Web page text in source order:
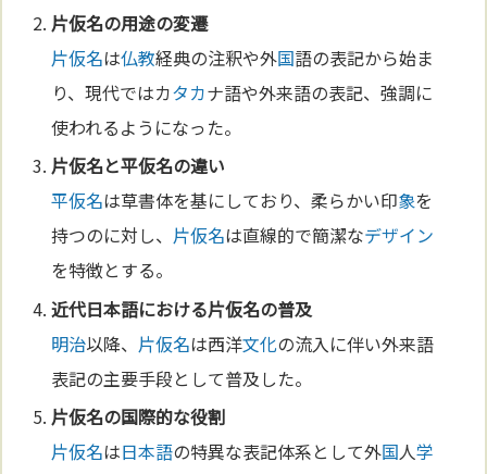
片仮名の用途の変遷
片仮名は仏教経典の注釈や外国語の表記から始ま
り、現代ではカタカナ語や外来語の表記、強調に
使われるようになった。
片仮名と平仮名の違い
平仮名は草書体を基にしており、柔らかい印象を
持つのに対し、 片仮名は直線的で簡潔なデザイン
を特徴とする。
近代日本語における片仮名の普及
明治以降、 片仮名は西洋文化の流入に伴い外来語
表記の主要手段として普及した。
片仮名の国際的な役割
片仮名は日本語の特異な表記体系として外国人学